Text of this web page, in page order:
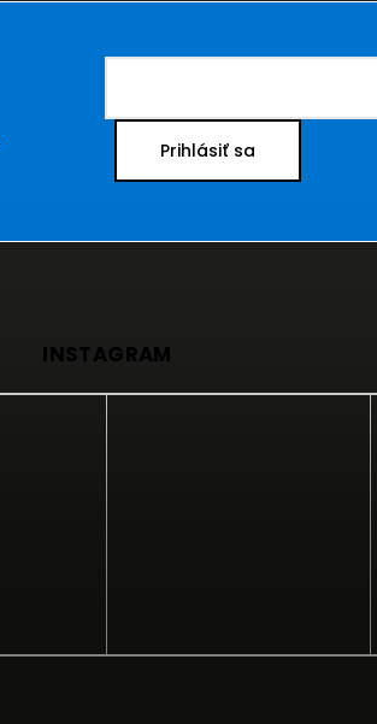
Prihlásiť sa
INSTAGRAM